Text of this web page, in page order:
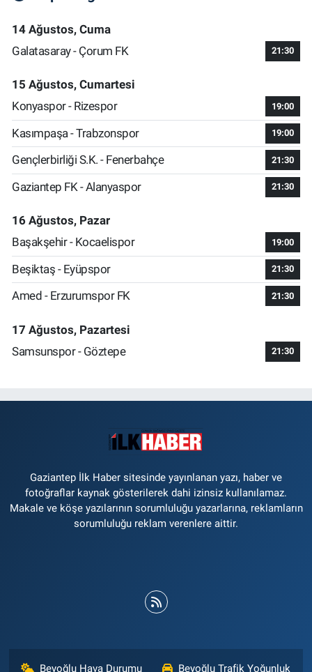
14 Ağustos, Cuma
Galatasaray - Çorum FK
21:30
15 Ağustos, Cumartesi
Konyaspor - Rizespor
19:00
Kasımpaşa - Trabzonspor 19:00
Gençlerbirliği S.K. - Fenerbahçe 21:30
Gaziantep FK - Alanyaspor 21:30
16 Ağustos, Pazar
Başakşehir - Kocaelispor
19:00
Beşiktaş - Eyüpspor 21:30
Amed - Erzurumspor FK 21:30
17 Ağustos, Pazartesi
Samsunspor - Göztepe
21:30
Gaziantep İlk Haber sitesinde yayınlanan yazı, haber ve
fotoğraflar kaynak gösterilerek dahi izinsiz kullanılamaz.
Makale ve köşe yazılarının sorumluluğu yazarlarına, reklamların
sorumluluğu reklam verenlere aittir.
Beyoğlu Hava Durumu Beyoğlu Trafik Yoğunluk